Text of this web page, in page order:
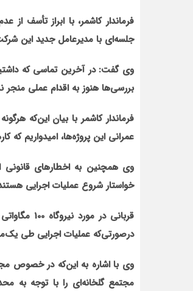
فرماندار کاشمر، با ابراز تأسف از
جلسهاي با مديرعامل جديد اين
وي گفت: در آخرين تماسي که
بررسيها هنوز به اقدام عملي
فرماندار کاشمر با بيان اين‌که
عمراني اين پروژه‌ها، اميدواريم که
وي همچنين به اخطارهاي قانوني
خواستار شروع عمليات اجرايي
قرباني
درصورتی‌که عمليات اجرايي طي
وي با اشاره به اين‌که در خصوص
مجتمع گلخانهاي را با توجه به